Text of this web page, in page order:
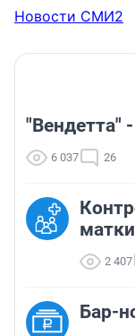
Новости СМИ2
"Вендетта"
6 037 26
2 407
Бар-